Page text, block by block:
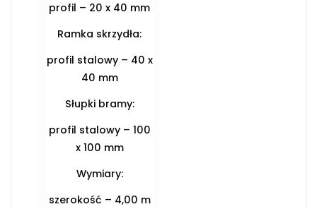
profil – 20 x 40 mm
Ramka skrzydła:
profil stalowy – 40 x
40 mm
Słupki bramy:
profil stalowy – 100
x 100 mm
Wymiary:
szerokość – 4,00 m